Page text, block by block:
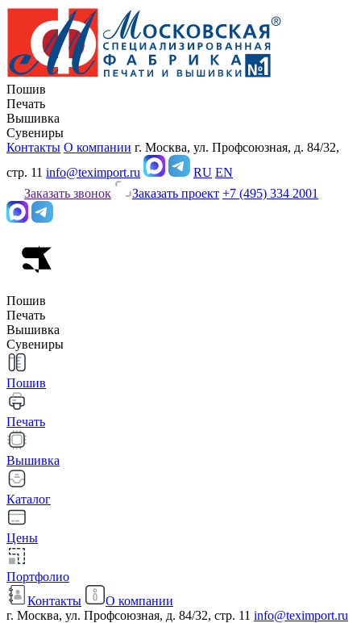
Пошив
Печать
Вышивка
Сувениры
Контакты О компании г. Москва, ул. Профсоюзная, д. 84/32,
стр. 11 info@teximport.ru RU EN
Заказать звонок
Заказать проект +7 (495) 334 2001
Пошив
Печать
Вышивка
Сувениры
Пошив
Печать
Вышивка
Каталог
Цены
Портфолио
Контакты
О компании
г. Москва, ул. Профсоюзная, д. 84/32, стр. 11 info@teximport.ru